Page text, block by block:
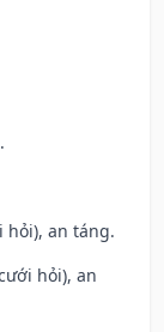
hỏi), an táng.
hỏi), an